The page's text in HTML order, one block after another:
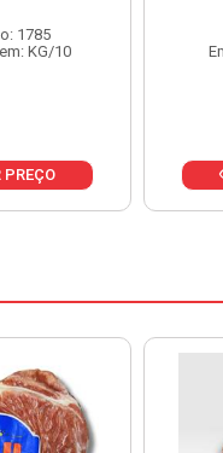
1801
BD/1
PREÇO